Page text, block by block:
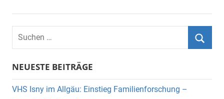
Suchen
NEUESTE BEITRÄGE
VHS Isny im Allgäu: Einstieg Familienforschung –